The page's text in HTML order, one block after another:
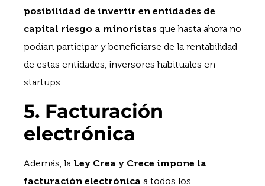
posibilidad de invertir en entidades de
capital riesgo a minoristas que hasta ahora no
podían participar y beneficiarse de la rentabilidad
de estas entidades, inversores habituales en
startups.
5. Facturación
electrónica
Además, la Ley Crea y Crece impone la
facturación electrónica a todos los